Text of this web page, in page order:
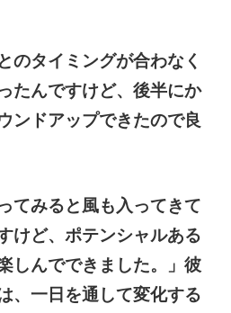
のタイミングが合わなく
たんですけど、後半にか
ンドアップできたので良
てみると風も入ってきて
けど、ポテンシャルある
しんでできました。」彼
、一日を通して変化する